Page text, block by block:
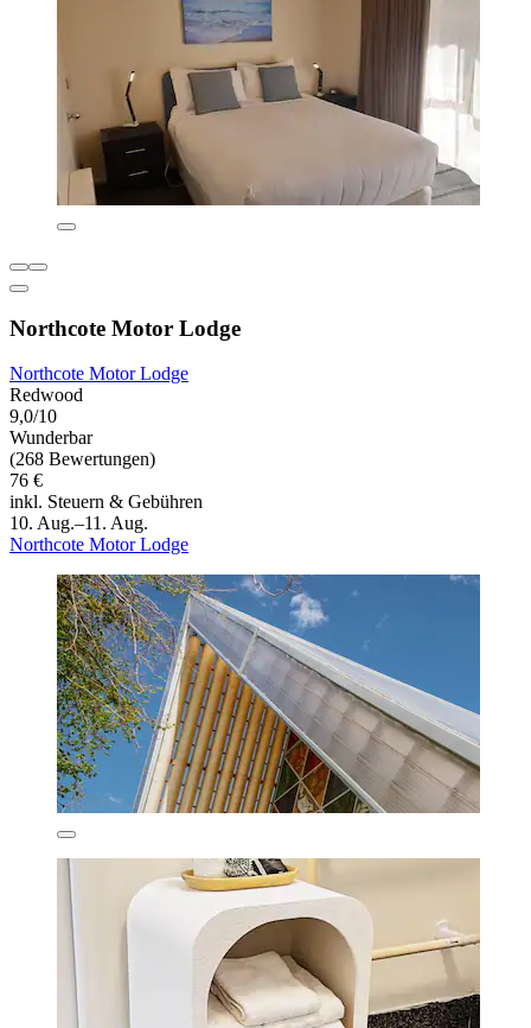
Northcote Motor Lodge
Northcote Motor Lodge
Redwood
9,0/10
Wunderbar
(268 Bewertungen)
76 €
inkl. Steuern & Gebühren
10. Aug.–11. Aug.
Northcote Motor Lodge